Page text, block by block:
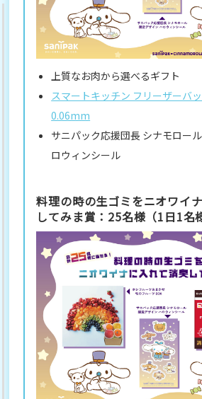
上質なお肉から選べるギフト
スマートキッチン フリーザーバ
0.06mm
サニパック応援団長 シナモロー
ロウィンシール
料理の時の生ゴミをニオワイ
してみま賞：25名様（1日1名